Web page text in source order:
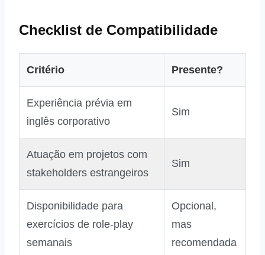
Checklist de Compatibilidade
Critério Presente?
Experiência prévia em
inglês corporativo
Sim
Atuação em projetos com
stakeholders estrangeiros
Sim
Disponibilidade para
exercícios de role‑play
semanais
Opcional,
mas
recomendada